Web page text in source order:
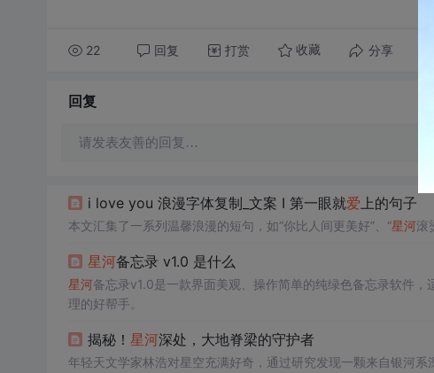
22 回复 打赏 收藏 分享
回复
请发表友善的回复…
i love you 浪漫字体复制_文案 I 第一眼就爱上的句子
本文汇集了一系列温馨浪漫的短句，如“你比人间更美好”、“星河滚
星河备忘录 v1.0 是什么
星河备忘录v1.0是一款界面美观、操作简单的纯绿色备忘录软件
理的好帮手。
揭秘！ 星河深处，大地脊梁的守护者
年轻天文学家林浩对星空充满好奇，通过研究发现一颗来自银河